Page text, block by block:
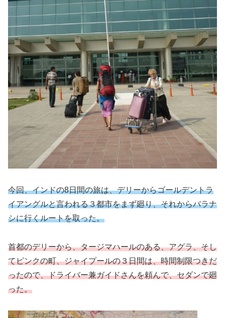
今回、インドの8日間の旅は、デリーからゴールデントラ
イアングルと言われる３都市をまず廻り、それからバラナ
シに行くルートを取った。
首都のデリーから、タージマハールのある、アグラ、そし
てピンクの町、ジャイプールの３日間は、時間制限つきだ
ったので、ドライバー兼ガイドさんを頼んで、セダンで廻
った。